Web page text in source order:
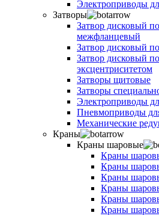
Электроприводы
Затворы
Затвор дисковый
межфланцевый
Затвор дисковый
Затвор дисковый
эксцентриситетом
Затворы щитовые
Затворы
Электроприводы
Пневмоприводы
Механические
Краны
Краны шаровые
Краны
Краны
Краны
Краны
Краны
Краны